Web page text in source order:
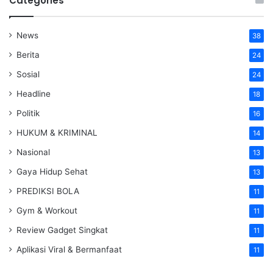
News 38
Berita 24
Sosial 24
Headline 18
Politik 16
HUKUM & KRIMINAL 14
Nasional 13
Gaya Hidup Sehat 13
PREDIKSI BOLA 11
Gym & Workout 11
Review Gadget Singkat 11
Aplikasi Viral & Bermanfaat 11